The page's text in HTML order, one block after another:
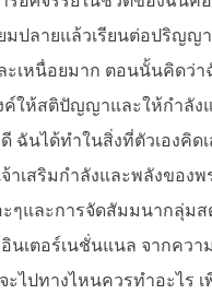
ปลายแล้วเรียนต่อปริญญ
ะเหนื่อยมาก ตอนนั้นคิดว่
ค์ให้สติปัญญาและให้กำลั
ฉันได้ทำในสิ่งที่ตัวเองคิ
าเสริมกำลังและพลังของ
ะๆและการจัดสัมมนากลุ่
นเตอร์เนชั่นแนล จากคว
ปทางไหนควรทำอะไร